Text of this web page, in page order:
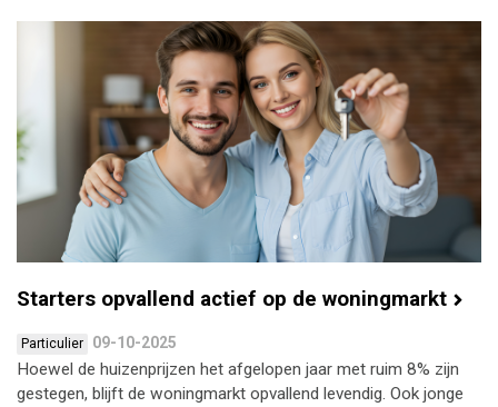
Starters opvallend actief op de woningmarkt
Particulier 09-10-2025
Hoewel de huizenprijzen het afgelopen jaar met ruim 8% zijn
gestegen, blijft de woningmarkt opvallend levendig. Ook jonge